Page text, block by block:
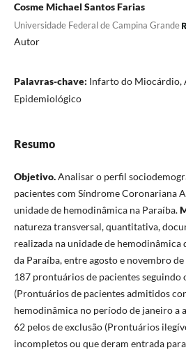
Cosme Michael Santos Farias
Universidade Federal de Campina Grande
Autor
Palavras-chave: Infarto do Miocárdio,
Epidemiológico
Resumo
Objetivo.Analisar o perfil
pacientes com Síndrome Coronariana
unidade de hemodinâmica na Paraíba.
natureza transversal, quantitativa,
realizada na unidade de
da Paraíba, entre agosto e novembro
187 prontuários de pacientes seguindo
(Prontuários de pacientes admitidos
hemodinâmica no período de janeiro a
62 pelos de exclusão (Prontuários
incompletos ou que deram entrada